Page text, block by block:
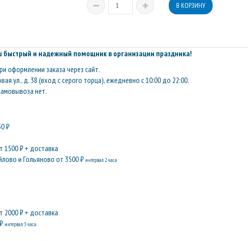
быстрый и надежный помощник в организации праздника!
оформлении заказа через сайт.
ул., д. 38 (вход с серого торца), ежедневно с 10:00 до 22:00.
нет.
₽
1500 ₽ + доставка
и Гольяново от 3500 ₽ интервал 2 часа
2000 ₽ + доставка
интервал 3 часа